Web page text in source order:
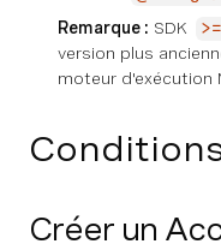
Remarque : SDK
version plus
moteur d'exécution
Créer un